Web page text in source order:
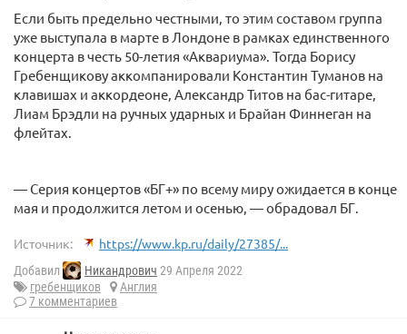
Если быть предельно честными, то этим составом группа
уже выступала в марте в Лондоне в рамках единственного
концерта в честь 50-летия «Аквариума». Тогда Борису
Гребенщикову аккомпанировали Константин Туманов на
клавишах и аккордеоне, Александр Титов на бас-гитаре,
Лиам Брэдли на ручных ударных и Брайан Финнеган на
флейтах.
— Серия концертов «БГ+» по всему миру ожидается в конце
мая и продолжится летом и осенью, — обрадовал БГ.
Источник: https://www.kp.ru/daily/27385/...
Добавил Никандрович 29 Апреля 2022
гребенщиков
Англия
7 комментариев